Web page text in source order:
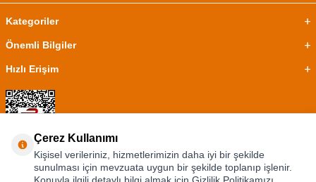
Kategoriler
Önemli Bilgiler
Hızlı Erişim
Çerez Kullanımı
Kişisel verileriniz, hizmetlerimizin daha iyi bir şekilde
sunulması için mevzuata uygun bir şekilde toplanıp işlenir.